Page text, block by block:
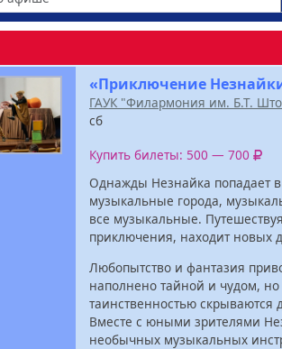
«Приключение
ГАУК "Филармония им. Б.Т.
сб
Купить билеты: 500 — 700
Однажды Незнайка попадает
музыкальные города,
все музыкальные.
приключения, находит новых
Любопытство и фантазия
наполнено тайной и чудом, но
таинственностью
Вместе с юными зрителями
необычных музыкальных